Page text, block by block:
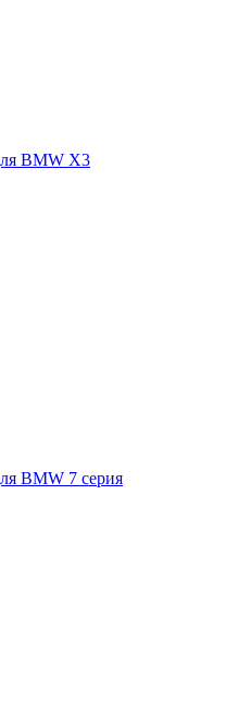
BMW X3
BMW 7 серия